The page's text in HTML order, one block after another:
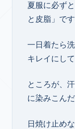
夏服に必ず
と皮脂」です
一日着たら
キレイにし
ところが、
に染みこん
日焼け止め